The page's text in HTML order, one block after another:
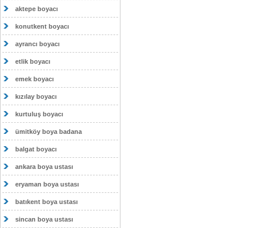
aktepe boyacı
konutkent boyacı
ayrancı boyacı
etlik boyacı
emek boyacı
kızılay boyacı
kurtuluş boyacı
ümitköy boya badana
balgat boyacı
ankara boya ustası
eryaman boya ustası
batıkent boya ustası
sincan boya ustası